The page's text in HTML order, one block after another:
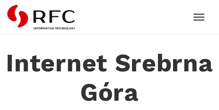
RFC
Internet Srebrna
Góra